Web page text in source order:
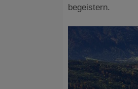
begeistern.